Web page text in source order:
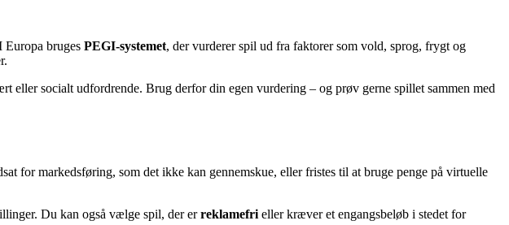
Europa bruges PEGI-systemet, der vurderer spil ud fra faktorer som vold, sprog, frygt og
socialt udfordrende. Brug derfor din egen vurdering – og prøv gerne spillet sammen med
for markedsføring, som det ikke kan gennemskue, eller fristes til at bruge penge på virtuelle
Du kan også vælge spil, der erreklamefri eller kræver et engangsbeløb i stedet for